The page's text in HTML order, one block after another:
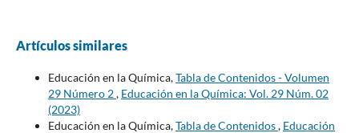
Artículos similares
Educación en la Química,Tabla de Contenidos - Volumen
29 Número 2, Educación en la Química: Vol. 29 Núm. 02
(2023)
Educación en la Química,Tabla de Contenidos, Educación